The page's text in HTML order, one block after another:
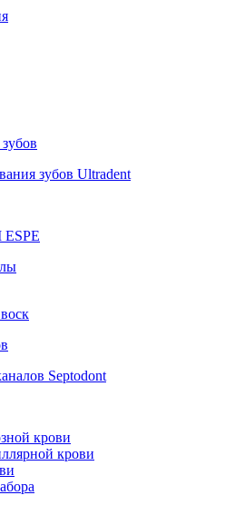
зубов Ultradent
ESPE
Septodont
крови
крови